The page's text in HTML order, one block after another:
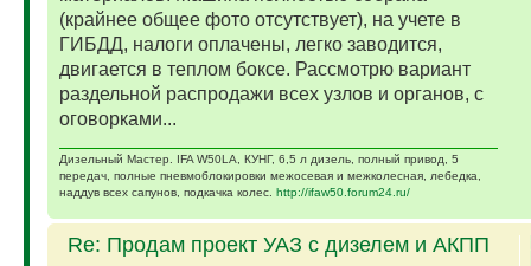
(крайнее общее фото отсутствует), на учете в
ГИБДД, налоги оплачены, легко заводится,
двигается в теплом боксе. Рассмотрю вариант
раздельной распродажи всех узлов и органов, с
оговорками...
Дизельный Мастер. IFA W50LA, КУНГ, 6,5 л дизель, полный привод, 5
передач, полные пневмоблокировки межосевая и межколесная, лебедка,
наддув всех сапунов, подкачка колес. http://ifaw50.forum24.ru/
Re: Продам проект УАЗ с дизелем и АКПП